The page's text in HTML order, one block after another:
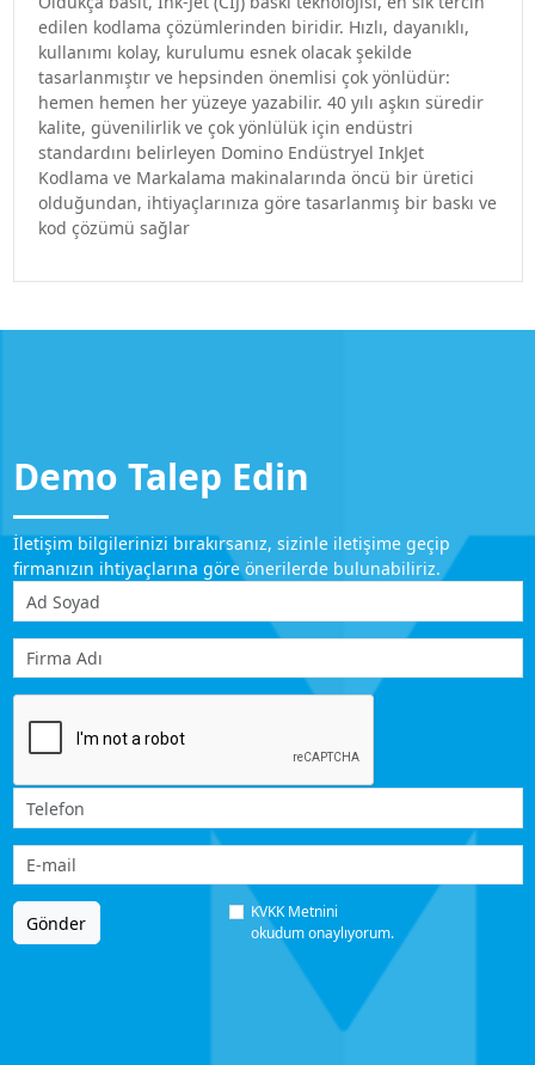
edilen kodlama çözümlerinden biridir. Hızlı, dayanıklı,
kullanımı kolay, kurulumu esnek olacak şekilde
tasarlanmıştır ve hepsinden önemlisi çok yönlüdür:
hemen hemen her yüzeye yazabilir. 40 yılı aşkın süredir
kalite, güvenilirlik ve çok yönlülük için endüstri
standardını belirleyen Domino Endüstryel InkJet
Kodlama ve Markalama makinalarında öncü bir üretici
olduğundan, ihtiyaçlarınıza göre tasarlanmış bir baskı ve
kod çözümü sağlar
Demo Talep Edin
İletişim bilgilerinizi bırakırsanız, sizinle iletişime geçip
firmanızın ihtiyaçlarına göre önerilerde bulunabiliriz.
Gönder
KVKK Metnini
okudum onaylıyorum.